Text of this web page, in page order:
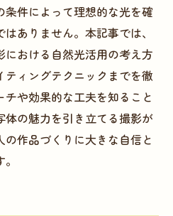
条件によって理想的な光を確
ありません。本記事では、
における自然光活用の考え方
ィングテクニックまでを徹
や効果的な工夫を知ること
体の魅力を引き立てる撮影が
作品づくりに大きな自信と